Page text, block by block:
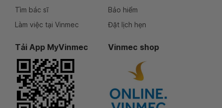
Tìm bác sĩ
Làm việc tại Vinmec
Bảo hiểm
Đặt lịch hẹn
Tải App MyVinmec Vinmec shop